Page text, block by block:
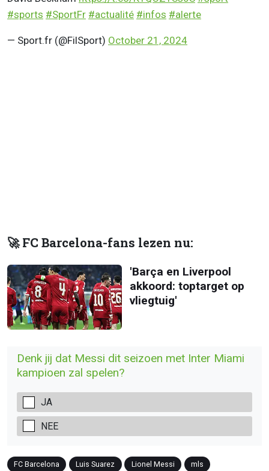
#sports #SportFr #actualité #infos #alerte
— Sport.fr (@FilSport) October 21, 2024
🚀 FC Barcelona-fans lezen nu:
'Barça en Liverpool
akkoord: toptarget op
vliegtuig'
Denk jij dat Messi dit seizoen met Inter Miami
kampioen zal spelen?
JA
NEE
FC Barcelona Luis Suarez Lionel Messi mls